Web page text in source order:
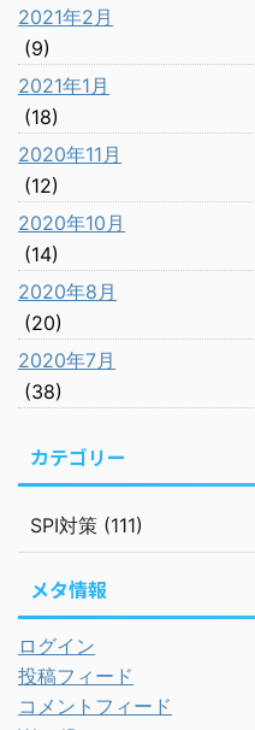
2021年2月
(9)
2021年1月
(18)
2020年11月
(12)
2020年10月
(14)
2020年8月
(20)
2020年7月
(38)
カテゴリー
SPI対策 (111)
メタ情報
ログイン
投稿フィード
コメントフィード